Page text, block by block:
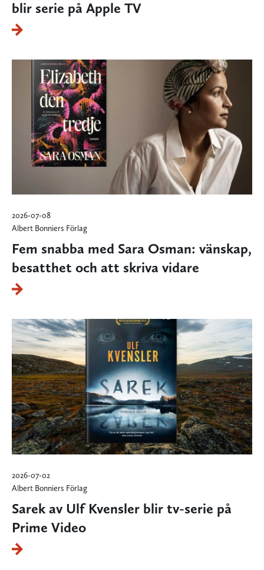
blir serie på Apple TV
2026-07-08
Albert Bonniers Förlag
Fem snabba med Sara Osman: vänskap,
besatthet och att skriva vidare
2026-07-02
Albert Bonniers Förlag
Sarek av Ulf Kvensler blir tv-serie på
Prime Video